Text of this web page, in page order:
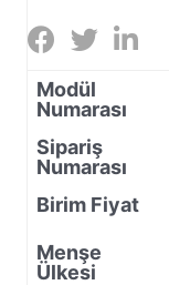
Modül
Numarası
Sipariş
Numarası
Birim Fiyat
Menşe
Ülkesi